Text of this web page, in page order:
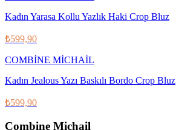
Kadın Yarasa Kollu Yazlık Haki Crop Bluz
₺599,90
COMBİNE MİCHAİL
Kadın Jealous Yazı Baskılı Bordo Crop Bluz
₺599,90
Combine Michail